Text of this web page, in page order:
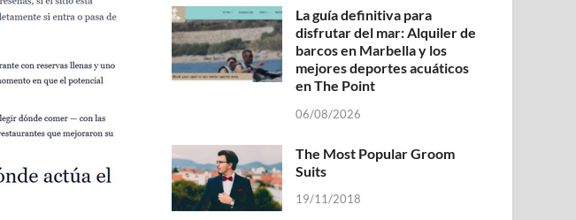
La guía definitiva para
disfrutar del mar: Alquiler de
barcos en Marbella y los
mejores deportes acuáticos
en The Point
06/08/2026
The Most Popular Groom
Suits
19/11/2018